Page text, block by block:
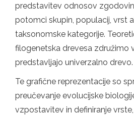
predstavitev odnosov
potomci skupin, populacij, vrst
taksonomske kategorije.
filogenetska drevesa združimo
predstavljajo univerzalno drevo.
Te grafične reprezentacije so
preučevanje evolucijske
vzpostavitev in definiranje